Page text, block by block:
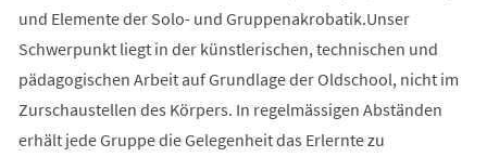
und Elemente der Solo- und Gruppenakrobatik.Unser
Schwerpunkt liegt in der künstlerischen, technischen und
pädagogischen Arbeit auf Grundlage der Oldschool, nicht im
Zurschaustellen des Körpers. In regelmässigen Abständen
erhält jede Gruppe die Gelegenheit das Erlernte zu